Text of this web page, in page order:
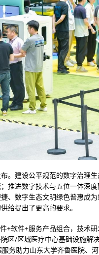
。建设公平规范的数字治理
推进数字技术与五位一体深度
、数字生态文明绿色普惠成
给提出了更高的要求。
+软件+服务产品组合，技术
区/区域医疗中心基础设施解
务助力山东大学齐鲁医院、